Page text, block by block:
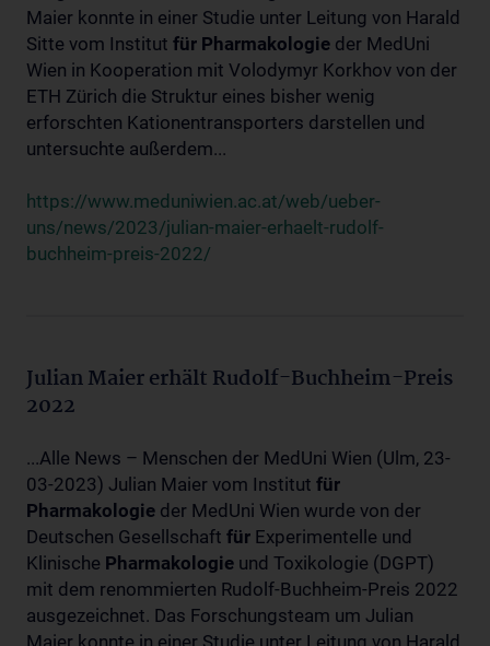
Maier konnte in einer Studie unter Leitung von Harald
Sitte vom Institut für Pharmakologie der MedUni
Wien in Kooperation mit Volodymyr Korkhov von der
ETH Zürich die Struktur eines bisher wenig
erforschten Kationentransporters darstellen und
untersuchte außerdem...
https://www.meduniwien.ac.at/web/ueber-
uns/news/2023/julian-maier-erhaelt-rudolf-
buchheim-preis-2022/
Julian Maier erhält Rudolf-Buchheim-Preis
2022
...Alle News – Menschen der MedUni Wien (Ulm, 23-
03-2023) Julian Maier vom Institut für
Pharmakologie der MedUni Wien wurde von der
Deutschen Gesellschaft für Experimentelle und
Klinische Pharmakologie und Toxikologie (DGPT)
mit dem renommierten Rudolf-Buchheim-Preis 2022
ausgezeichnet. Das Forschungsteam um Julian
Maier konnte in einer Studie unter Leitung von Harald